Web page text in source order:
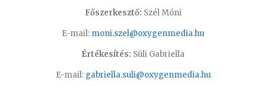
Főszerkesztő: Szél Móni
E-mail: moni.szel@oxygenmedia.hu
Értékesítés: Süli Gabriella
E-mail: gabriella.suli@oxygenmedia.hu